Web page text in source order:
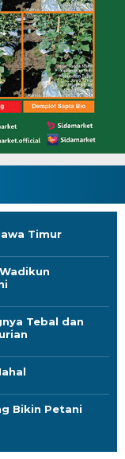
Timur
Tebal dan
Bikin Petani